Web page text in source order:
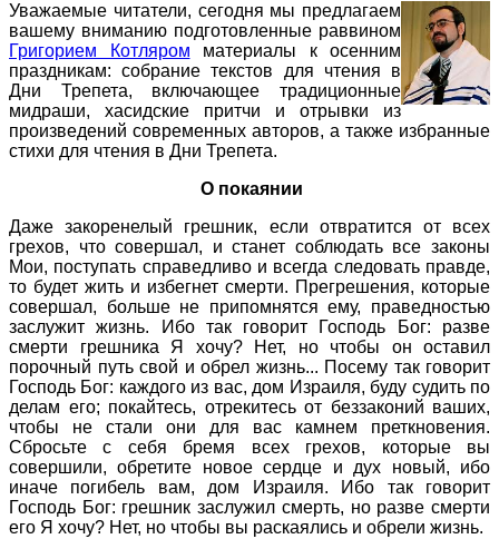
Уважаемые читатели, сегодня мы предлагаем
вашему вниманию подготовленные раввином
Григорием Котляром материалы к осенним
праздникам: собрание текстов для чтения в
Дни Трепета, включающее традиционные
мидраши, хасидские притчи и отрывки из
произведений современных авторов, а также избранные
стихи для чтения в Дни Трепета.
О покаянии
Даже закоренелый грешник, если отвратится от всех
грехов, что совершал, и станет соблюдать все законы
Мои, поступать справедливо и всегда следовать правде,
то будет жить и избегнет смерти. Прегрешения, которые
совершал, больше не припомнятся ему, праведностью
заслужит жизнь. Ибо так говорит Господь Бог: разве
смерти грешника Я хочу? Нет, но чтобы он оставил
порочный путь свой и обрел жизнь... Посему так говорит
Господь Бог: каждого из вас, дом Израиля, буду судить по
делам его; покайтесь, отрекитесь от беззаконий ваших,
чтобы не стали они для вас камнем преткновения.
Сбросьте с себя бремя всех грехов, которые вы
совершили, обретите новое сердце и дух новый, ибо
иначе погибель вам, дом Израиля. Ибо так говорит
Господь Бог: грешник заслужил смерть, но разве смерти
его Я хочу? Нет, но чтобы вы раскаялись и обрели жизнь.